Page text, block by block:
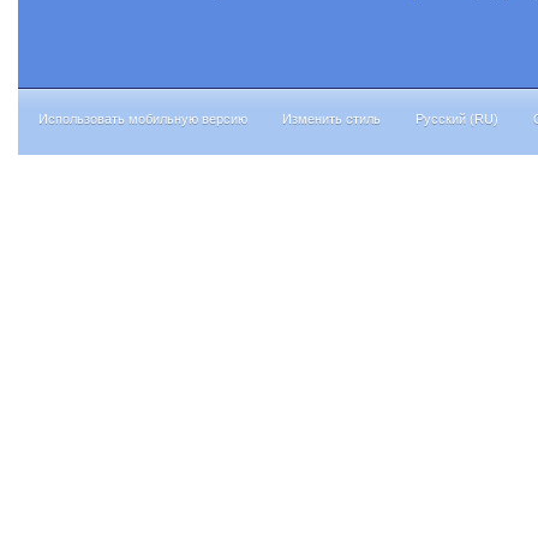
Использовать мобильную версию Изменить стиль Русский (RU)